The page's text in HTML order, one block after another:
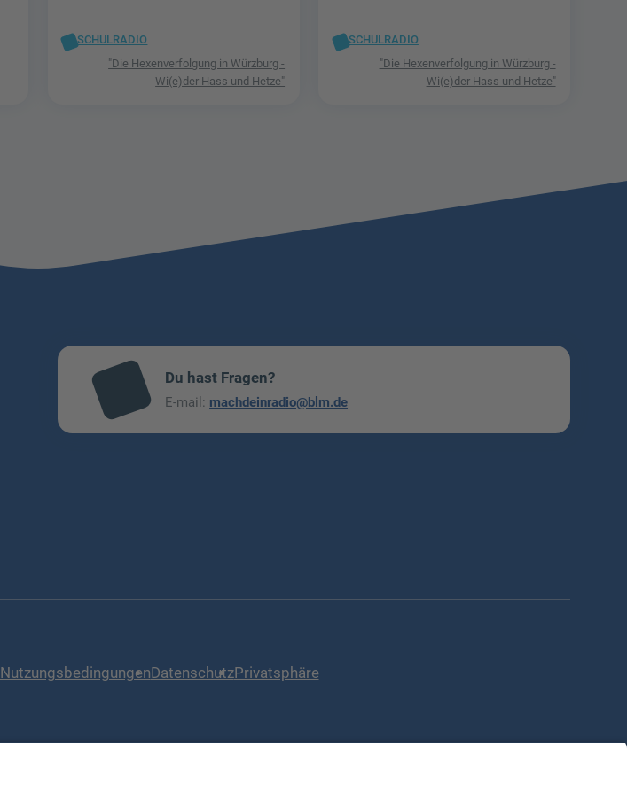
SCHULRADIO
"Die Hexenverfolgung in Würzburg -
Wi(e)der Hass und Hetze"
SCHULRADIO
"Die Hexenverfolgung in Würzburg -
Wi(e)der Hass und Hetze"
mai
l
Du hast Fragen?
E-mail: machdeinradio@blm.de
NutzungsbedingungenDatenschutzPrivatsphäre